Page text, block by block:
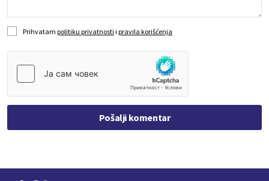
Prihvatam politiku privatnosti i pravila korišćenja
Pošalji komentar